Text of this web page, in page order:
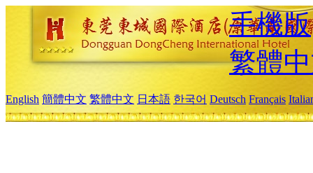
手機版
繁體
English 簡體中文 繁體中文 日本語 한국어 Deutsch Français